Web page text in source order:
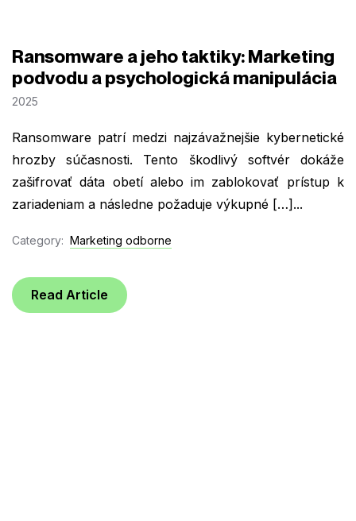
Ransomware a jeho taktiky: Marketing
podvodu a psychologická manipulácia
2025
Ransomware patrí medzi najzávažnejšie kybernetické
hrozby súčasnosti. Tento škodlivý softvér dokáže
zašifrovať dáta obetí alebo im zablokovať prístup k
zariadeniam a následne požaduje výkupné […]...
Category: Marketing odborne
Read Article